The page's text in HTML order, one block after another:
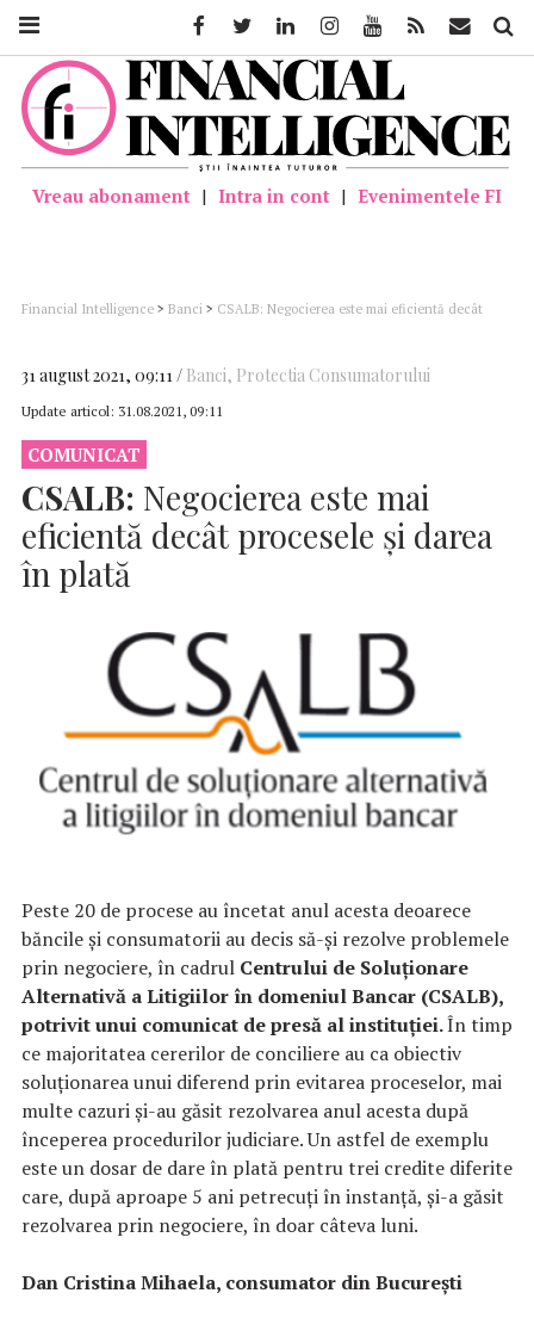
Vreau abonament | Intra in cont | Evenimentele FI
Financial Intelligence > Banci > CSALB: Negocierea este mai eficientă decât
31 august 2021, 09:11 Banci, Protectia Consumatorului
Update articol: 31.08.2021, 09:11
COMUNICAT
CSALB: Negocierea este mai
eficientă decât procesele și darea
în plată
Peste 20 de procese au încetat anul acesta deoarece
băncile și consumatorii au decis să-și rezolve problemele
prin negociere, în cadrul Centrului de Soluționare
Alternativă a Litigiilor în domeniul Bancar (CSALB),
potrivit unui comunicat de presă al instituţiei.În timp
ce majoritatea cererilor de conciliere au ca obiectiv
soluționarea unui diferend prin evitarea proceselor, mai
multe cazuri și-au găsit rezolvarea anul acesta după
începerea procedurilor judiciare. Un astfel de exemplu
este un dosar de dare în plată pentru trei credite diferite
care, după aproape 5 ani petrecuți în instanță, și-a găsit
rezolvarea prin negociere, în doar câteva luni.
Dan Cristina Mihaela, consumator din București
FacebookTwitter LinkedinInstagramYoutube Feed Mail